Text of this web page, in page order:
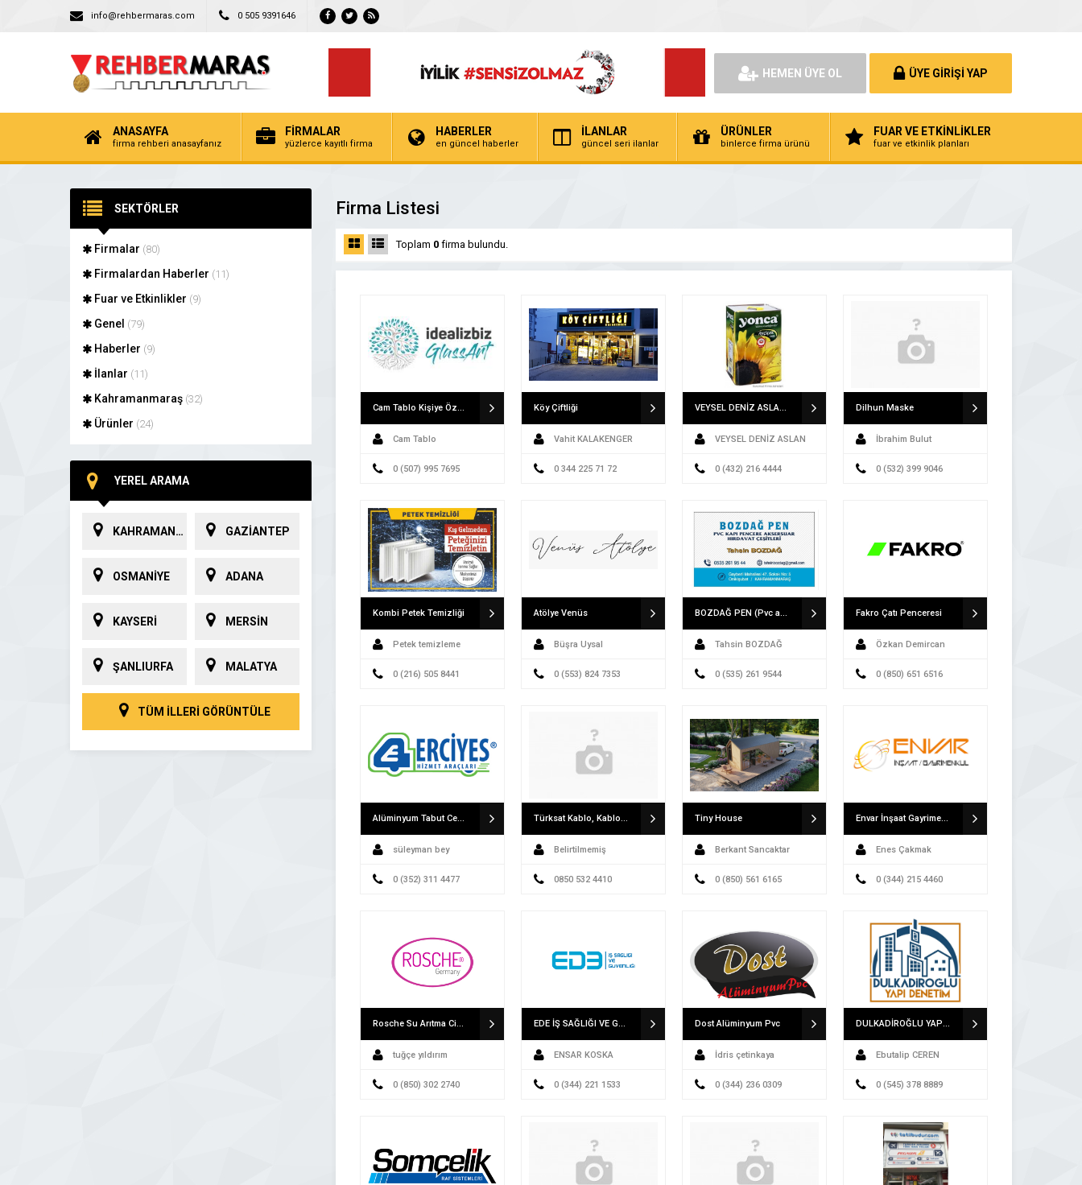
info@rehbermaras.com 0 505 9391646
HEMEN ÜYE OL ÜYE GİRİŞİ YAP
ANASAYFA
firma rehberi anasayfanız
FİRMALAR
yüzlerce kayıtlı firma
HABERLER
en güncel haberler
İLANLAR
güncel seri ilanlar
ÜRÜNLER
binlerce firma ürünü
FUAR VE ETKİNLİKLER
fuar ve etkinlik planları
SEKTÖRLER
Firmalar (80)
Firmalardan Haberler (11)
Fuar ve Etkinlikler (9)
Genel (79)
Haberler (9)
İlanlar (11)
Kahramanmaraş (32)
Ürünler (24)
YEREL ARAMA
KAHRAMANMARAŞ GAZİANTEP
OSMANİYE ADANA
KAYSERİ MERSİN
ŞANLIURFA MALATYA
TÜM İLLERİ GÖRÜNTÜLE
Firma Listesi
Toplam 0 firma bulundu.
Cam Tablo Kişiye Özel Cam Tablo İdealizbiz Cam Tablo Modelleri
Cam Tablo
0 (507) 995 7695
Köy Çiftliği
Vahit KALAKENGER
0 344 225 71 72
VEYSEL DENİZ ASLAN A.Ş VAN GIDA OTOMOTİV ELEKTRİK PETROL ÜRÜNLERİ İNŞAAT TEKSTİL TURİZM İTHALAT İHRACAT SAN.LTD.ŞTİ. A.Ş VAN
VEYSEL DENİZ ASLAN
0 (432) 216 4444
Dilhun Maske
İbrahim Bulut
0 (532) 399 9046
Kombi Petek Temizliği
Petek temizleme
0 (216) 505 8441
Atölye Venüs
Büşra Uysal
0 (553) 824 7353
BOZDAĞ PEN (Pvc aksesuar-hırdavat çeşitleri)
Tahsin BOZDAĞ
0 (535) 261 9544
Fakro Çatı Penceresi
Özkan Demircan
0 (850) 651 6516
Alüminyum Tabut Cenaze Yıkama Römorku Erciyes Hizmet Araçları Cenaze Römorku
süleyman bey
0 (352) 311 4477
Türksat Kablo, Kablonet internet ve Kablo TV
Belirtilmemiş
0850 532 4410
Tiny House
Berkant Sancaktar
0 (850) 561 6165
Envar İnşaat Gayrimenkul
Enes Çakmak
0 (344) 215 4460
Rosche Su Arıtma Cihazları
tuğçe yıldırım
0 (850) 302 2740
EDE İŞ SAĞLIĞI VE GÜVENLİĞİ OSGB SAN. VE TİC LTD. ŞTİ.
ENSAR KOSKA
0 (344) 221 1533
Dost Alüminyum Pvc
İdris çetinkaya
0 (344) 236 0309
DULKADİROĞLU YAPI DENETİM LTD. ŞTİ
Ebutalip CEREN
0 (545) 378 8889